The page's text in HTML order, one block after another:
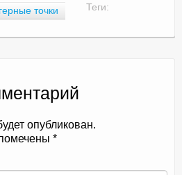
Теги:
точки
опубликован.
*